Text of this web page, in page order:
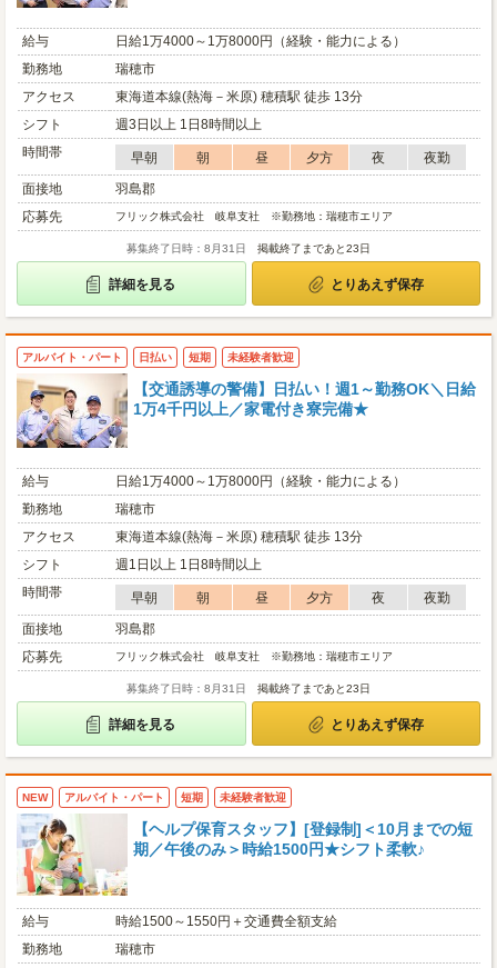
給与
日給1万4000～1万8000円（経験・能力による）
勤務地
瑞穂市
アクセス
東海道本線(熱海－米原) 穂積駅 徒歩 13分
シフト
週3日以上 1日8時間以上
時間帯
早朝 朝 昼 夕方 夜
夜勤
面接地
羽島郡
応募先
フリック株式会社 岐阜支社 ※勤務地：瑞穂市エリア
募集終了日時：8月31日 掲載終了まであと23日
詳細を見る とりあえず保存
アルバイト・パート 日払い 短期 未経験者歓迎
【交通誘導の警備】日払い！週1～勤務OK＼日給
1万4千円以上／家電付き寮完備★
給与
日給1万4000～1万8000円（経験・能力による）
勤務地
瑞穂市
アクセス
東海道本線(熱海－米原) 穂積駅 徒歩 13分
シフト
週1日以上 1日8時間以上
時間帯
早朝 朝 昼 夕方 夜
夜勤
面接地
羽島郡
応募先
フリック株式会社 岐阜支社 ※勤務地：瑞穂市エリア
募集終了日時：8月31日 掲載終了まであと23日
詳細を見る とりあえず保存
NEW アルバイト・パート 短期 未経験者歓迎
【ヘルプ保育スタッフ】[登録制]＜10月までの短
期／午後のみ＞時給1500円★シフト柔軟♪
給与
時給1500～1550円＋交通費全額支給
勤務地
瑞穂市